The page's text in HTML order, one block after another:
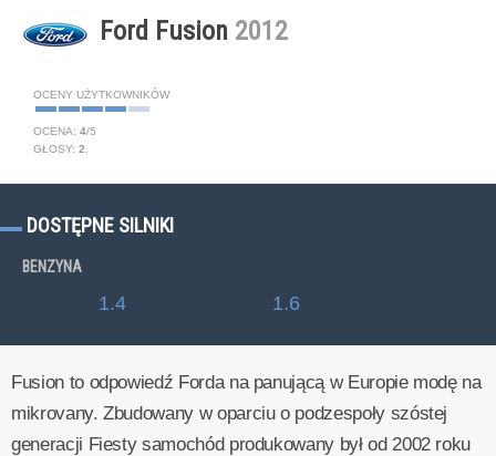
Ford Fusion 2012
OCENY UŻYTKOWNIKÓW
OCENA: 4/5
GŁOSY: 2
DOSTĘPNE SILNIKI
BENZYNA
1.4 1.6
Fusion to odpowiedź Forda na panującą w Europie modę na
mikrovany. Zbudowany w oparciu o podzespoły szóstej
generacji Fiesty samochód produkowany był od 2002 roku